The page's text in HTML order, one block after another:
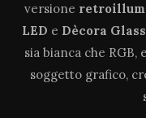
versione
LED e Dècora
sia bianca che
soggetto grafico,